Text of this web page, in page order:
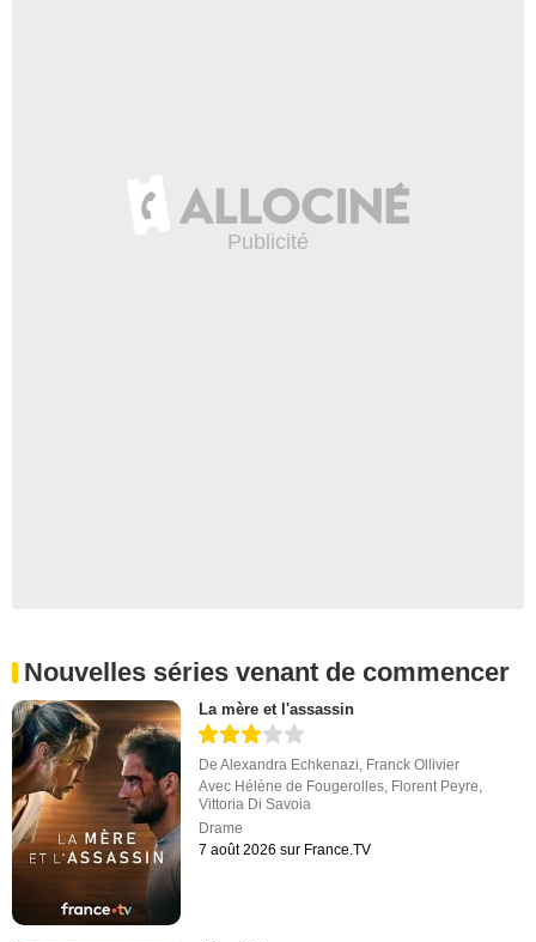
Nouvelles séries venant de commencer
La mère et l'assassin
DeAlexandra Echkenazi, Franck Ollivier
Avec Hélène de Fougerolles, Florent Peyre,
Vittoria Di Savoia
Drame
7 août 2026 sur France.TV